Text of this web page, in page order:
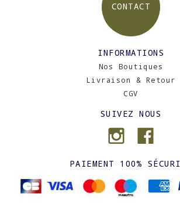
CONTACT
INFORMATIONS
Nos Boutiques
Livraison & Retour
CGV
SUIVEZ NOUS
PAIEMENT 100%